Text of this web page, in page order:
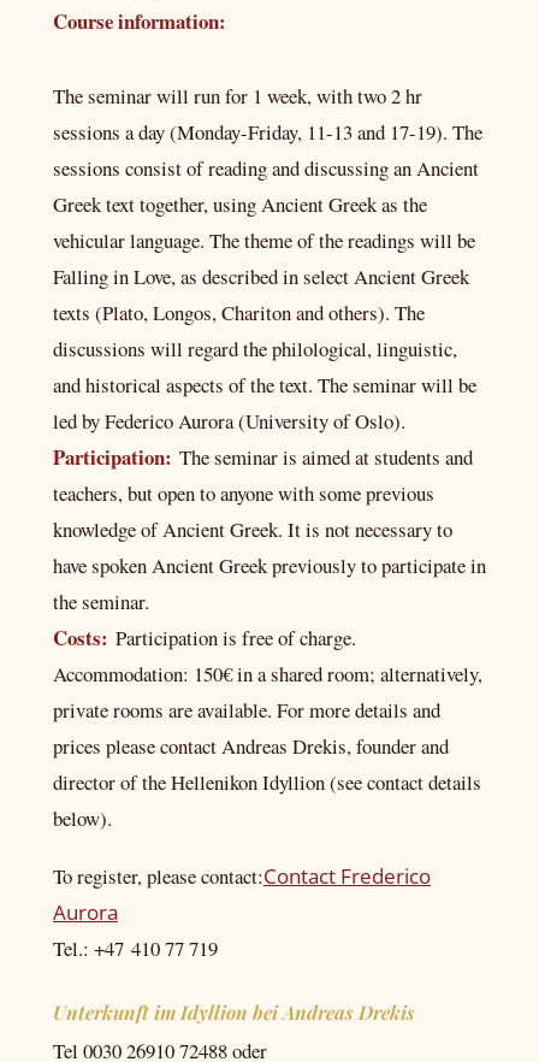
Course information:
The seminar will run for 1 week, with two 2 hr
sessions a day (Monday-Friday, 11-13 and 17-19). The
sessions consist of reading and discussing an Ancient
Greek text together, using Ancient Greek as the
vehicular language. The theme of the readings will be
Falling in Love, as described in select Ancient Greek
texts (Plato, Longos, Chariton and others). The
discussions will regard the philological, linguistic,
and historical aspects of the text. The seminar will be
led by Federico Aurora (University of Oslo).
Participation: The seminar is aimed at students and
teachers, but open to anyone with some previous
knowledge of Ancient Greek. It is not necessary to
have spoken Ancient Greek previously to participate in
the seminar.
Costs: Participation is free of charge.
Accommodation: 150€ in a shared room; alternatively,
private rooms are available. For more details and
prices please contact Andreas Drekis, founder and
director of the Hellenikon Idyllion (see contact details
below).
To register, please contact:Contact Frederico
Aurora
Tel.: +47 410 77 719
Unterkunft im Idyllion bei Andreas Drekis
Tel 0030 26910 72488 oder